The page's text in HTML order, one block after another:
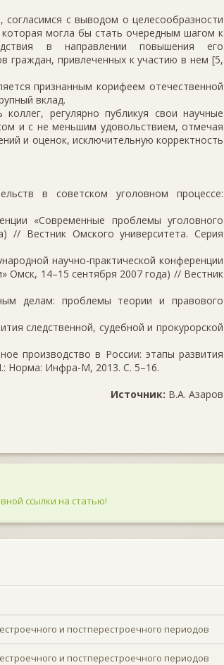
с выводом о целесообразности
могла бы стать очередным шагом к
в направлении повышения его
граждан, привлеченных к участию в нем [5,
признанным корифеем отечественной
вклад.
регулярно публикуя свои научные
и с не меньшим удовольствием, отмечая
и оценок, исключительную корректность
в советском уголовном процессе:
«Современные проблемы уголовного
// Вестник Омского университета. Серия
научно-практической конференции
Омск, 14–15 сентября 2007 года) // Вестник
делам: проблемы теории и правового
следственной, судебной и прокурорской
производство в России: этапы развития
Норма: Инфра-М, 2013. С. 5–16.
Источник: В.А. Азаров
ссылки на статью!
и постперестроечного периодов
и постперестроечного периодов